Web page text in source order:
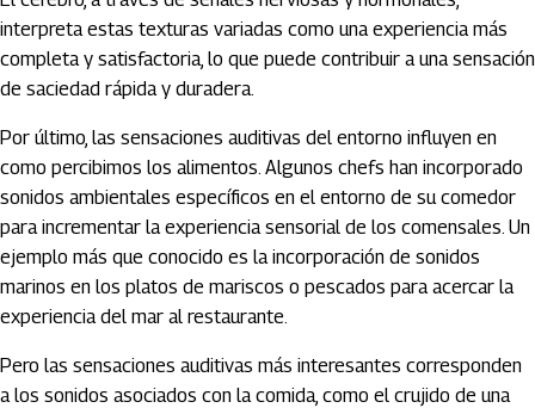
interpreta estas texturas variadas como una experiencia más
completa y satisfactoria, lo que puede contribuir a una sensación
de saciedad rápida y duradera.
Por último, las sensaciones auditivas del entorno influyen en
como percibimos los alimentos. Algunos chefs han incorporado
sonidos ambientales específicos en el entorno de su comedor
para incrementar la experiencia sensorial de los comensales. Un
ejemplo más que conocido es la incorporación de sonidos
marinos en los platos de mariscos o pescados para acercar la
experiencia del mar al restaurante.
Pero las sensaciones auditivas más interesantes corresponden
a los sonidos asociados con la comida, como el crujido de una